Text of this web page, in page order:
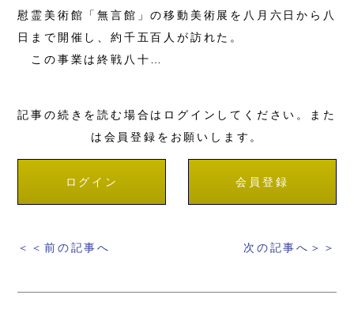
慰霊美術館「無言館」の移動美術展を八月六日から八
日まで開催し、約千五百人が訪れた。
この事業は終戦八十…
記事の続きを読む場合はログインしてください。また
は会員登録をお願いします。
ログイン 会員登録
＜＜前の記事へ 次の記事へ＞＞